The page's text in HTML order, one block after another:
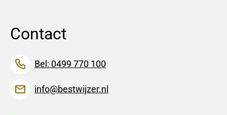
Contact
Bel: 0499 770 100
info@bestwijzer.nl